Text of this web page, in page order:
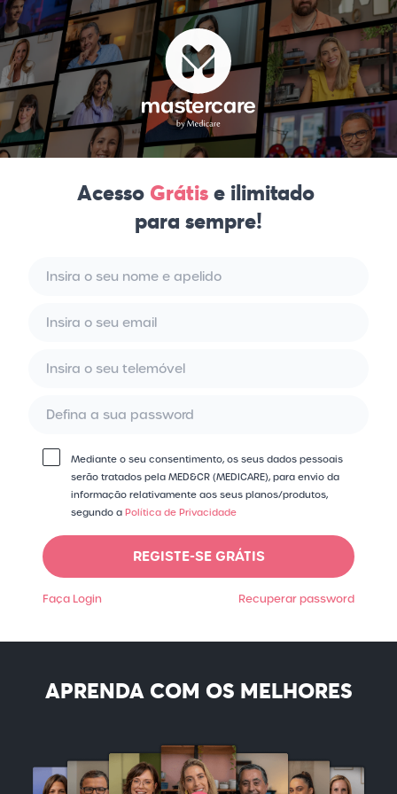
Acesso Grátise ilimitado
para sempre!
Mediante o seu consentimento, os seus dados pessoais
serão tratados pela MED&CR (MEDICARE), para envio da
informação relativamente aos seus planos/​produtos,
segundo a Política de Privacidade
REGISTE-SE GRÁTIS
Faça Login Recuperar password
APRENDA COM OS MELHORES